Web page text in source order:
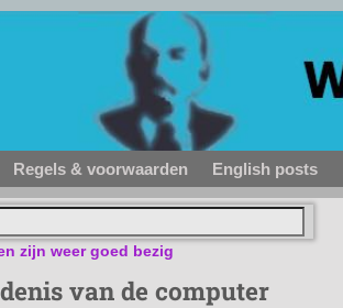
Regels & voorwaarden English posts
zijn weer goed bezig
van de computer